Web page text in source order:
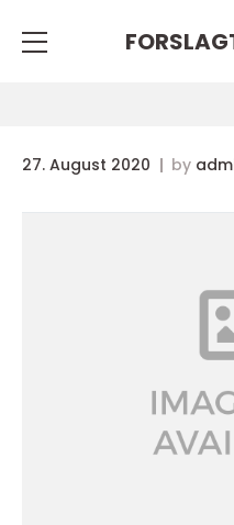
27. August 2020 by